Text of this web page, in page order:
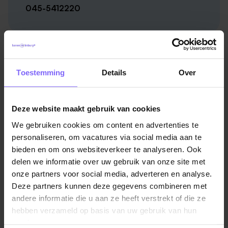
Toestemming Details Over
Deze website maakt gebruik van cookies
We gebruiken cookies om content en advertenties te
personaliseren, om vacatures via social media aan te
bieden en om ons websiteverkeer te analyseren. Ook
delen we informatie over uw gebruik van onze site met
onze partners voor social media, adverteren en analyse.
Deze partners kunnen deze gegevens combineren met
andere informatie die u aan ze heeft verstrekt of die ze
hebben verzameld op basis van uw gebruik van hun
gesprek waarin we alle details bespreken. Dan rest
verwelkomen wij jou in ons team!
Stuur dan een mail met een korte motivatie (en
eventueel jouw cv) naar Monique Meijers via
indien je nog meer vragen hebt: tel.045-5412220
We zien je sollicitatie graag tegemoet!
Acquisitie naar aanleiding van deze advertentie wordt
niet op prijs gesteld.
045-5412220
Geplaatst: 3 maanden geleden
Vergelijkbare vacatures
Servicetechnicus Meet- &
Regeltechniek